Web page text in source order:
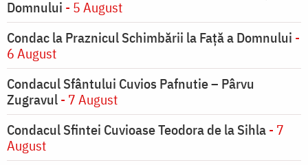
Domnului - 5 August
Condac la Praznicul Schimbării la Faţă a Domnului -
6 August
Condacul Sfântului Cuvios Pafnutie – Pârvu
Zugravul- 7 August
Condacul Sfintei Cuvioase Teodora de la Sihla- 7
August